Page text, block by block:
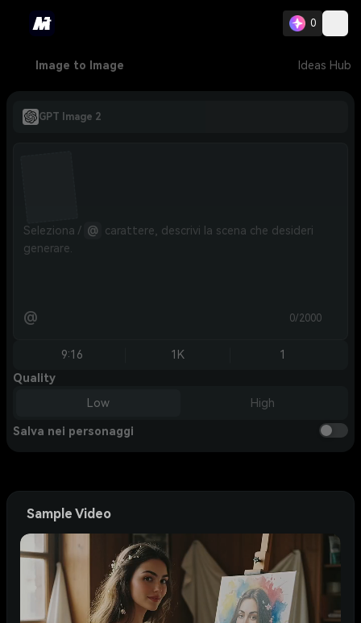
0
Image to Image Ideas Hub
GPT Image 2
Seleziona / @
carattere, descrivi la scena che desideri
generare.
@ 0/2000
9:16 1K
1
Quality
Low
High
Salva nei personaggi
Sample Video